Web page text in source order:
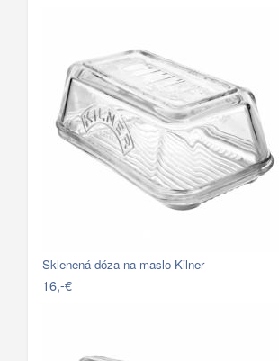
Sklenená dóza na maslo Kilner
16,-€